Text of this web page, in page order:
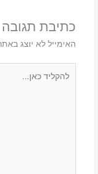
כתיבת תגובה
האימייל לא יוצג
כאן...